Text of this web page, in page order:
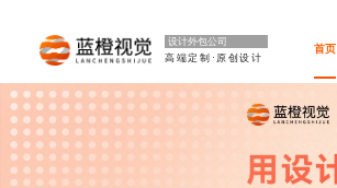
设计外包公司
高端定制·原创设计
首页